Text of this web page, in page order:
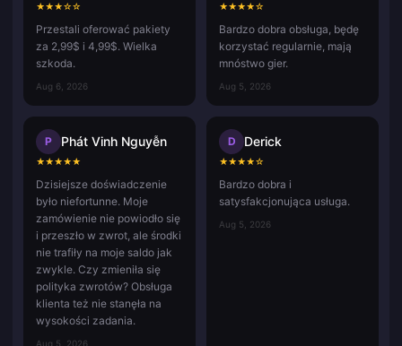
★★★☆☆
Przestali oferować pakiety
za 2,99$ i 4,99$. Wielka
szkoda.
Aug 6, 2026
★★★★☆
Bardzo dobra obsługa, będę
korzystać regularnie, mają
mnóstwo gier.
Aug 5, 2026
P Phát Vinh Nguyễn
★★★★★
Dzisiejsze doświadczenie
było niefortunne. Moje
zamówienie nie powiodło się
i przeszło w zwrot, ale środki
nie trafiły na moje saldo jak
zwykle. Czy zmieniła się
polityka zwrotów? Obsługa
klienta też nie stanęła na
wysokości zadania.
Aug 5, 2026
D Derick
★★★★☆
Bardzo dobra i
satysfakcjonująca usługa.
Aug 5, 2026